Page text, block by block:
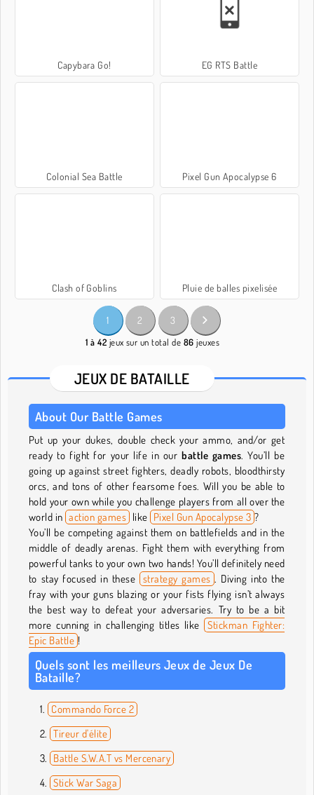
Capybara Go! EG RTS Battle
Colonial Sea Battle Pixel Gun Apocalypse 6
Clash of Goblins Pluie de balles pixelisée
1 2 3
1 à 42 jeux sur un total de 86 jeuxes
JEUX DE BATAILLE
About Our Battle Games
Put up your dukes, double check your ammo, and/or get
ready to fight for your life in ourbattle games. You’ll be
going up against street fighters, deadly robots, bloodthirsty
orcs, and tons of other fearsome foes. Will you be able to
hold your own while you challenge players from all over the
world in action games like Pixel Gun Apocalypse 3 ?
You’ll be competing against them on battlefields and in the
middle of deadly arenas. Fight them with everything from
powerful tanks to your own two hands! You’ll definitely need
to stay focused in these strategy games . Diving into the
fray with your guns blazing or your fists flying isn’t always
the best way to defeat your adversaries. Try to be a bit
more cunning in challenging titles like
Stickman Fighter:
Epic Battle !
Quels sont les meilleurs Jeux de Jeux De
Bataille?
Commando Force 2
Tireur d'élite
Battle S.W.A.T vs Mercenary
Stick War Saga